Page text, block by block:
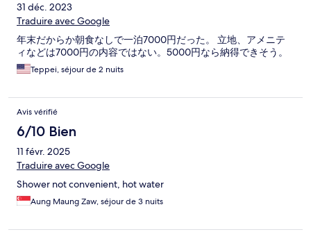
31 déc. 2023
Traduire avec Google
年末だからか朝食なしで一泊7000円だった。 立地、アメニテ
ィなどは7000円の内容ではない。5000円なら納得できそう。
Teppei, séjour de 2 nuits
Avis vérifié
6/10 Bien
11 févr. 2025
Traduire avec Google
Shower not convenient, hot water
Aung Maung Zaw, séjour de 3 nuits